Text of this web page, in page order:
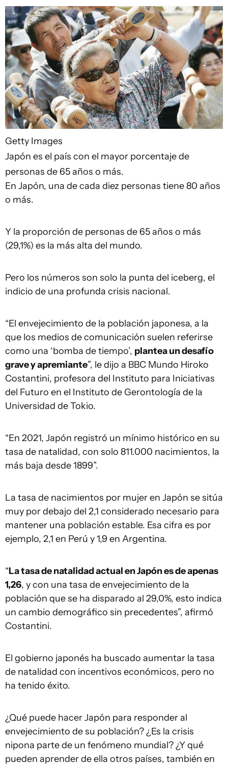
Getty Images
Japón es el país con el mayor porcentaje de
personas de 65 años o más.
En Japón, una de cada diez personas tiene 80 años
o más.
Y la proporción de personas de 65 años o más
(29,1%) es la más alta del mundo.
Pero los números son solo la punta del iceberg, el
indicio de una profunda crisis nacional.
“El envejecimiento de la población japonesa, a la
que los medios de comunicación suelen referirse
como una ‘bomba de tiempo’, plantea un desafío
grave y apremiante”, le dijo a BBC Mundo Hiroko
Costantini, profesora del Instituto para Iniciativas
del Futuro en el Instituto de Gerontología de la
Universidad de Tokio.
“En 2021, Japón registró un mínimo histórico en su
tasa de natalidad, con solo 811.000 nacimientos, la
más baja desde 1899”.
La tasa de nacimientos por mujer en Japón se sitúa
muy por debajo del 2,1 considerado necesario para
mantener una población estable. Esa cifra es por
ejemplo, 2,1 en Perú y 1,9 en Argentina.
“La tasa de natalidad actual en Japón es de apenas
1,26, y con una tasa de envejecimiento de la
población que se ha disparado al 29,0%, esto indica
un cambio demográfico sin precedentes”, afirmó
Costantini.
El gobierno japonés ha buscado aumentar la tasa
de natalidad con incentivos económicos, pero no
ha tenido éxito.
¿Qué puede hacer Japón para responder al
envejecimiento de su población? ¿Es la crisis
nipona parte de un fenómeno mundial? ¿Y qué
pueden aprender de ella otros países, también en